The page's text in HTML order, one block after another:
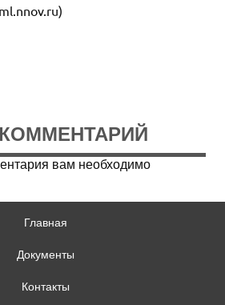
вам необходимо
Главная
Документы
Контакты